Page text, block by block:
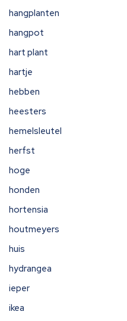
hangplanten
hangpot
hart plant
hartje
hebben
heesters
hemelsleutel
herfst
hoge
honden
hortensia
houtmeyers
huis
hydrangea
ieper
ikea